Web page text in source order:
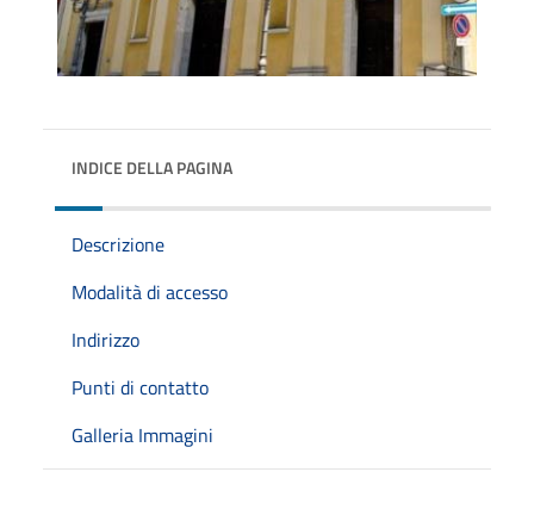
INDICE DELLA PAGINA
Descrizione
Modalità di accesso
Indirizzo
Punti di contatto
Galleria Immagini